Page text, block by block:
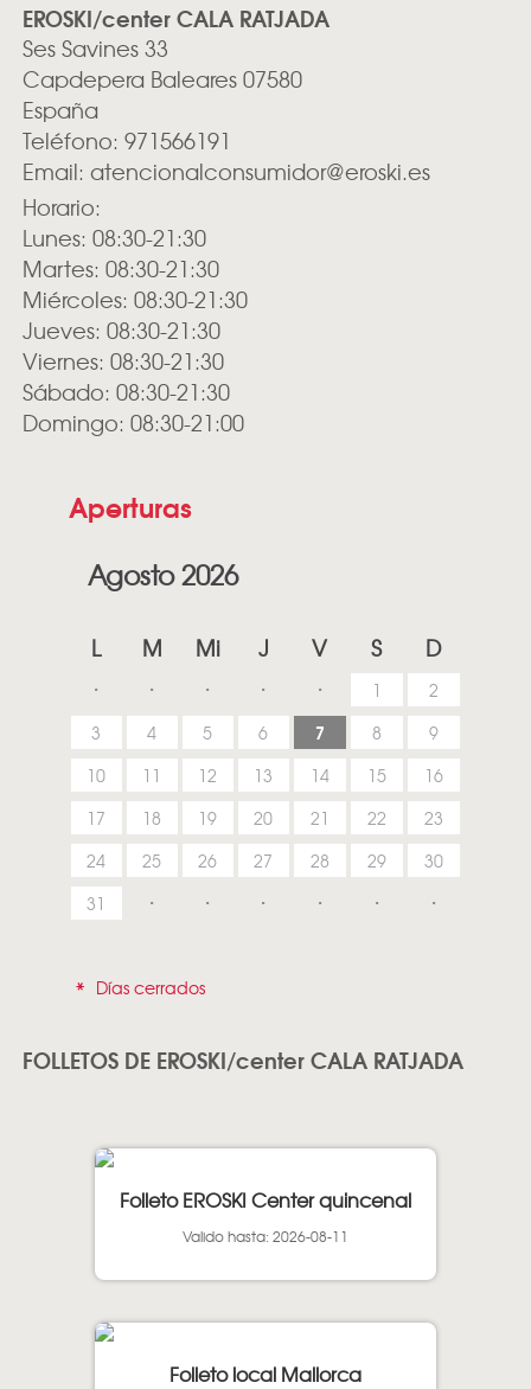
EROSKI/center CALA RATJADA
Ses Savines 33
Capdepera Baleares07580
España
Teléfono: 971566191
Email: atencionalconsumidor@eroski.es
Horario:
Lunes: 08:30-21:30
Martes: 08:30-21:30
Miércoles: 08:30-21:30
Jueves: 08:30-21:30
Viernes: 08:30-21:30
Sábado: 08:30-21:30
Domingo: 08:30-21:00
Aperturas
Agosto 2026
L M Mi J V S D
1
2
3
4 5 6 7 8
9
10
11 12 13 14 15
16
17
18 19 20 21 22
23
24
25 26 27 28 29
30
31
* Días cerrados
FOLLETOS DE EROSKI/center CALA RATJADA
Folleto EROSKI Center quincenal
Valido hasta: 2026-08-11
Folleto local Mallorca